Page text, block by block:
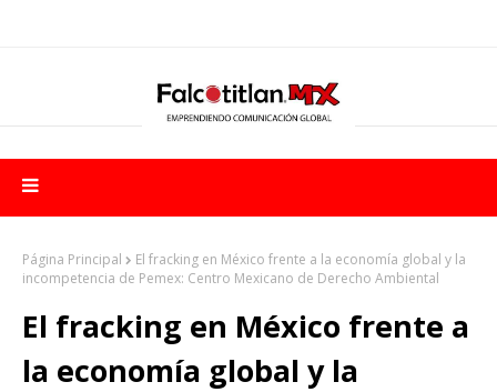
Página Principal
El fracking en México frente a la economía global y la
incompetencia de Pemex: Centro Mexicano de Derecho Ambiental
El fracking en México frente a
la economía global y la